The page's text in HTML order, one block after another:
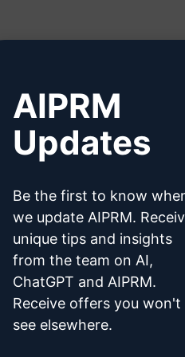
Étape 1
AIPRM
Updates
Be the first to know
we update AIPRM.
unique tips and insights
from the team on AI,
ChatGPT and AIPRM.
Receive offers you won't
see elsewhere.